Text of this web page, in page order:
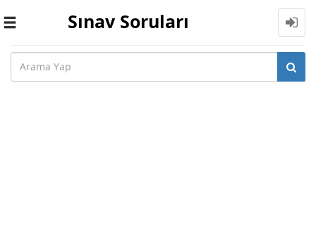
Toggle
Sınav Soruları